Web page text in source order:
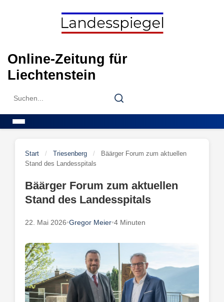
Online-Zeitung für
Liechtenstein
Search
Search
Start / Triesenberg /
Bäärger Forum zum aktuellen
Stand des Landesspitals
Bäärger Forum zum aktuellen
Stand des Landesspitals
22. Mai 2026•Gregor Meier•4 Minuten